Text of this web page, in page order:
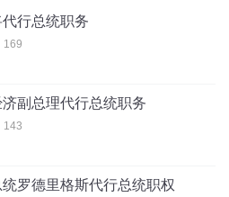
行总统职务
169
副总理代行总统职务
143
罗德里格斯代行总统职权